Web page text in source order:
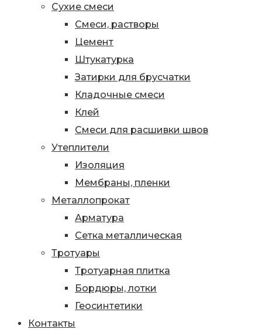
Сухие смеси
Смеси, растворы
Цемент
Штукатурка
Затирки для брусчатки
Кладочные смеси
Клей
Смеси для расшивки швов
Утеплители
Изоляция
Мембраны, пленки
Металлопрокат
Арматура
Сетка металлическая
Тротуары
Тротуарная плитка
Бордюры, лотки
Геосинтетики
Контакты